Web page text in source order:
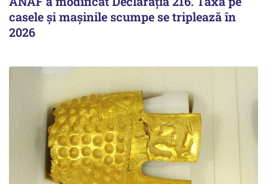
casele și mașinile scumpe se triplează în
2026